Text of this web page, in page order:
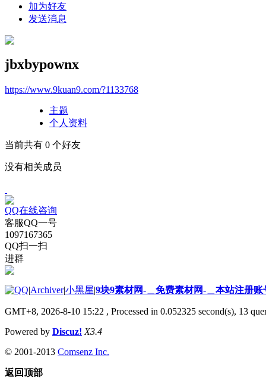
加为好友
发送消息
jbxbypownx
https://www.9kuan9.com/?1133768
主题
个人资料
当前共有 0 个好友
没有相关成员
QQ在线咨询
客服QQ一号
1097167365
QQ扫一扫
进群
|Archiver|小黑屋|9块9素材网-＿免费素材网-＿本站注册账
GMT+8, 2026-8-10 15:22 , Processed in 0.052325 second(s), 13
Powered by Discuz! X3.4
© 2001-2013 Comsenz Inc.
返回顶部